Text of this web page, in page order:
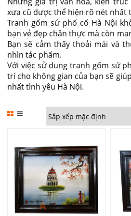
xưa cũ được thể hiện rõ nét nhất
Tranh gốm sứ phố cổ Hà Nội
bạn vẻ đẹp chân thực mà còn
Bạn sẽ cảm thấy thoải mái và
nhìn tác phẩm.
Với việc sử dung tranh gốm sứ
trí cho không gian của bạn sẽ
nhất tình yêu Hà Nội.